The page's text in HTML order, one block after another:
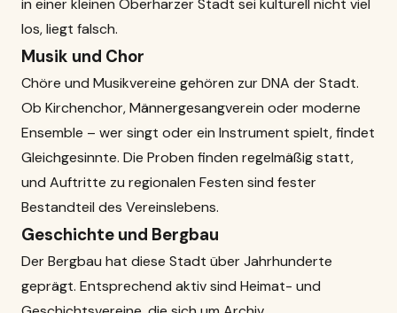
in einer kleinen Oberharzer Stadt sei kulturell nicht viel
los, liegt falsch.
Musik und Chor
Chöre und Musikvereine gehören zur DNA der Stadt.
Ob Kirchenchor, Männergesangverein oder moderne
Ensemble – wer singt oder ein Instrument spielt, findet
Gleichgesinnte. Die Proben finden regelmäßig statt,
und Auftritte zu regionalen Festen sind fester
Bestandteil des Vereinslebens.
Geschichte und Bergbau
Der Bergbau hat diese Stadt über Jahrhunderte
geprägt. Entsprechend aktiv sind Heimat- und